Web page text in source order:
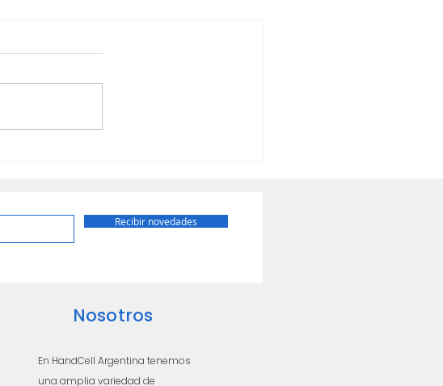
Nosotros
En HandCell Argentina tenemos
una amplia variedad de
Recibir novedades